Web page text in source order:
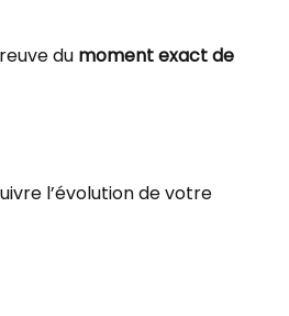
du moment exact de
l’évolution de votre